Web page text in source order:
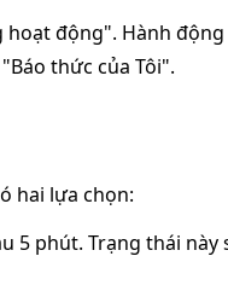
động". Hành động
thức của Tôi".
hai lựa chọn:
5 phút. Trạng thái này